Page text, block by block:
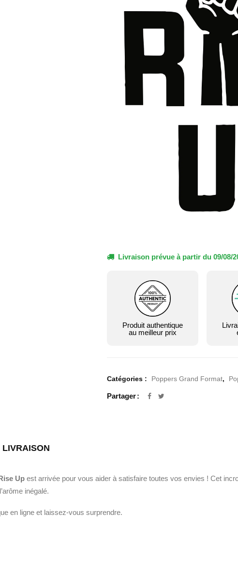
Livraison prévue à partir du 09/08/
Produit authentique
au meilleur prix
Catégories : Poppers Grand Format,
Partager
LIVRAISON
Up est arrivée pour vous aider à satisfaire toutes vos envies ! Cet
inégalé.
en ligne et laissez-vous surprendre.